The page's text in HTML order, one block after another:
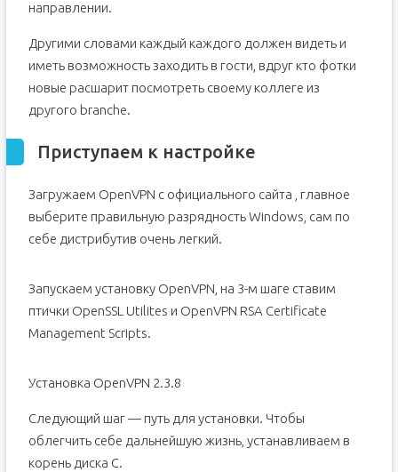
направлении.
Другими словами каждый каждого должен видеть и
иметь возможность заходить в гости, вдруг кто фотки
новые расшарит посмотреть своему коллеге из
другого branche.
Приступаем к настройке
Загружаем OpenVPN с официального сайта , главное
выберите правильную разрядность Windows, сам по
себе дистрибутив очень легкий.
Запускаем установку OpenVPN, на 3-м шаге ставим
птички OpenSSL Utilites и OpenVPN RSA Certificate
Management Scripts.
Установка OpenVPN 2.3.8
Следующий шаг — путь для установки. Чтобы
облегчить себе дальнейшую жизнь, устанавливаем в
корень диска С.